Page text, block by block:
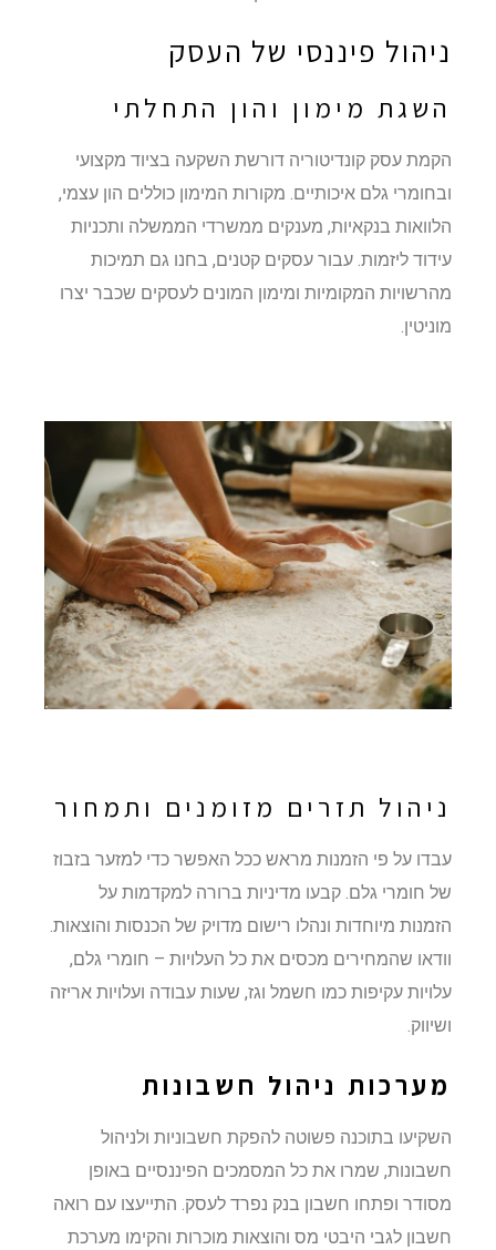
ניהול פיננסי של העסק
השגת מימון והון התחלתי
הקמת עסק קונדיטוריה דורשת השקעה בציוד מקצועי
ובחומרי גלם איכותיים. מקורות המימון כוללים הון עצמי,
הלוואות בנקאיות, מענקים ממשרדי הממשלה ותכניות
עידוד ליזמות. עבור עסקים קטנים, בחנו גם תמיכות
מהרשויות המקומיות ומימון המונים לעסקים שכבר יצרו
מוניטין.
ניהול תזרים מזומנים ותמחור
עבדו על פי הזמנות מראש ככל האפשר כדי למזער בזבוז
של חומרי גלם. קבעו מדיניות ברורה למקדמות על
הזמנות מיוחדות ונהלו רישום מדויק של הכנסות והוצאות.
וודאו שהמחירים מכסים את כל העלויות – חומרי גלם,
עלויות עקיפות כמו חשמל וגז, שעות עבודה ועלויות אריזה
ושיווק.
מערכות ניהול חשבונות
השקיעו בתוכנה פשוטה להפקת חשבוניות ולניהול
חשבונות, שמרו את כל המסמכים הפיננסיים באופן
מסודר ופתחו חשבון בנק נפרד לעסק. התייעצו עם רואה
חשבון לגבי היבטי מס והוצאות מוכרות והקימו מערכת